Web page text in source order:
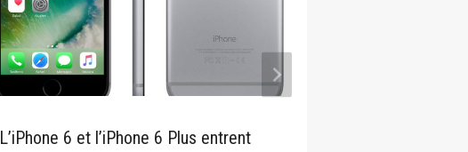
L’iPhone‌ 6 et l’iPhone‌ 6 Plus entrent